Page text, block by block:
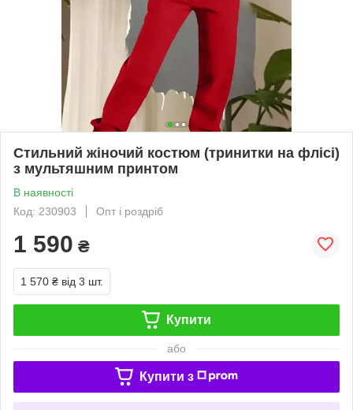
Стильний жіночий костюм (тринитки на флісі)
з мультяшним принтом
В наявності
Код: 230903
Опт і роздріб
1 590 ₴
1 570 ₴ від 3 шт.
Купити
або
Купити з